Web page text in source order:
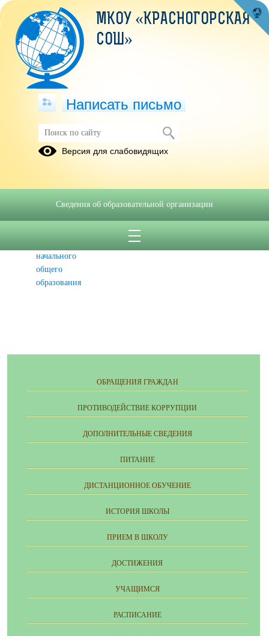
АРХИВ
начального
общего
образования
Прием в 1
класс
ОБРАЩЕНИЯ ГРАЖДАН
ПРОТИВОДЕЙСТВИЕ КОРРУПЦИИ
ДОПОЛНИТЕЛЬНЫЕ СВЕДЕНИЯ
ПИТАНИЕ
ДИСТАНЦИОННОЕ ОБУЧЕНИЕ
ИСТОРИЯ ШКОЛЫ
ПРИЕМ В ШКОЛУ
ДОСТИЖЕНИЯ
УЧАЩИМСЯ
РАСПИСАНИЕ
МКОУ «КРАСНОГОРСКАЯ
СОШ»
Написать письмо
Версия для слабовидящих
Сведения об образовательной организации